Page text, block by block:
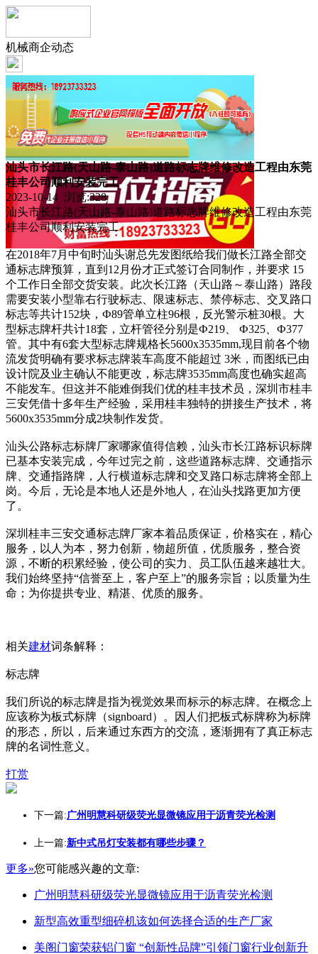
机械商企动态
汕头市长江路(天山路-泰山路)道路标志牌维修改造工程由东莞
桂丰公司顺利安装完工
2023-10-14 浏览:328
汕头市长江路(天山路-泰山路)道路标志牌维修改造工程由东莞
桂丰公司顺利安装完工
在2018年7月中旬时汕头谢总先发图纸给我们做长江路全部交
通标志牌预算，直到12月份才正式签订合同制作，并要求 15
个工作日全部交货安装。此次长江路（天山路～泰山路）路段
需要安装小型靠右行驶标志、限速标志、禁停标志、交叉路口
标志等共计152块，Ф89管单立柱96根，反光警示桩30根。大
型标志牌杆共计18套，立杆管径分别是Ф219、 Ф325、Ф377
管。其中有6套大型标志牌规格长5600x3535mm,现目前各个物
流发货明确有要求标志牌装车高度不能超过 3米，而图纸已由
设计院及业主确认不能更改，标志牌3535mm高度也确实超高
不能发车。但这并不能难倒我们优的桂丰技术员，深圳市桂丰
三安凭借十多年生产经验，采用桂丰独特的拼接生产技术，将
5600x3535mm分成2块制作发货。
汕头公路标志标牌厂家哪家值得信赖，汕头市长江路标识标牌
已基本安装完成，今年过完之前，这些道路标志牌、交通指示
牌、交通指路牌，人行横道标志牌和交叉路口标志牌将全部上
岗。今后，无论是本地人还是外地人，在汕头找路更加方便
了。
深圳桂丰三安交通标志牌厂家本着品质保证，价格实在，精心
服务，以人为本，努力创新，物超所值，优质服务，整合资
源，不断的积累经验，使公司的实力、员工队伍越来越壮大。
我们始终坚持“信誉至上，客户至上”的服务宗旨；以质量为生
命；为你提拱专业、精湛、优质的服务。
相关建材词条解释：
标志牌
我们所说的标志牌是指为视觉效果而标示的标志牌。在概念上
应该称为板式标牌（signboard）。因人们把板式标牌称为标牌
的形态，所以，后来通过东西方的交流，逐渐拥有了真正标志
牌的名词性意义。
打赏
下一篇:广州明慧科研级荧光显微镜应用于沥青荧光检测
上一篇:新中式吊灯安装都有哪些步骤？
更多»您可能感兴趣的文章:
广州明慧科研级荧光显微镜应用于沥青荧光检测
新型高效重型细碎机该如何选择合适的生产厂家
美阁门窗荣获铝门窗 “创新性品牌”引领门窗行业创新升